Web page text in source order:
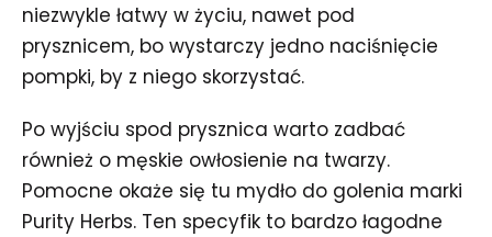
niezwykle łatwy w życiu, nawet pod
prysznicem, bo wystarczy jedno naciśnięcie
pompki, by z niego skorzystać.
Po wyjściu spod prysznica warto zadbać
również o męskie owłosienie na twarzy.
Pomocne okaże się tu mydło do golenia marki
Purity Herbs. Ten specyfik to bardzo łagodne